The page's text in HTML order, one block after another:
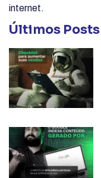
internet.
Últimos Posts